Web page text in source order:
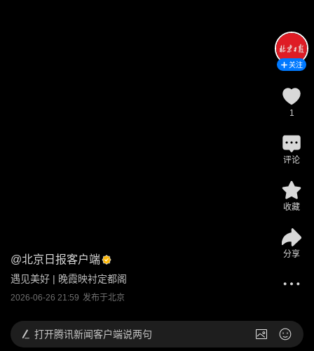
@北京日报客户端
遇见美好 | 晚霞映衬定都阁
2026-06-26 21:59 发布于北京
关注
1
评论
收藏
分享
打开腾讯新闻客户端说两句